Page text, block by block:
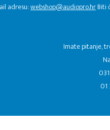
adresu:webshop@audiopro.hrBiti
​Imate pitanje,
01